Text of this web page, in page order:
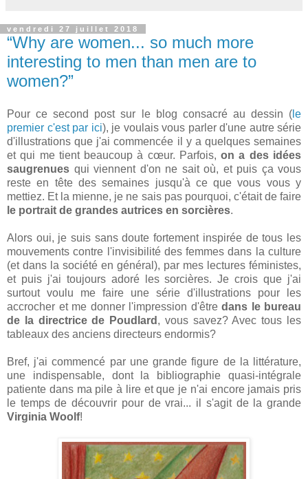
vendredi 27 juillet 2018
“Why are women... so much more
interesting to men than men are to
women?”
Pour ce second post sur le blog consacré au dessin ( le
premier c'est par ici), je voulais vous parler d'une autre série
d'illustrations que j'ai commencée il y a quelques semaines
et qui me tient beaucoup à cœur. Parfois,on a des idées
saugrenues qui viennent d'on ne sait où, et puis ça vous
reste en tête des semaines jusqu'à ce que vous vous y
mettiez. Et la mienne, je ne sais pas pourquoi, c'était de faire
le portrait de grandes autrices en sorcières.
Alors oui, je suis sans doute fortement inspirée de tous les
mouvements contre l'invisibilité des femmes dans la culture
(et dans la société en général), par mes lectures féministes,
et puis j'ai toujours adoré les sorcières. Je crois que j'ai
surtout voulu me faire une série d'illustrations pour les
accrocher et me donner l'impression d'être dans le bureau
de la directrice de Poudlard , vous savez? Avec tous les
tableaux des anciens directeurs endormis?
Bref, j'ai commencé par une grande figure de la littérature,
une indispensable, dont la bibliographie quasi-intégrale
patiente dans ma pile à lire et que je n'ai encore jamais pris
le temps de découvrir pour de vrai... il s'agit de la grande
Virginia Woolf!